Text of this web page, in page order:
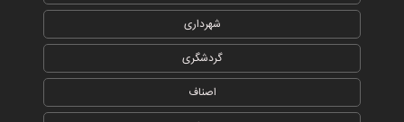
شهرداری
گردشگری
اصناف